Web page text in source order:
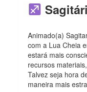
Animado(a)
com a Lua Cheia
estará mais
recursos
Talvez seja hora
maneira mais